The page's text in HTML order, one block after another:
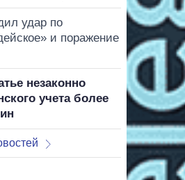
удар по
и поражение
незаконно
учета более